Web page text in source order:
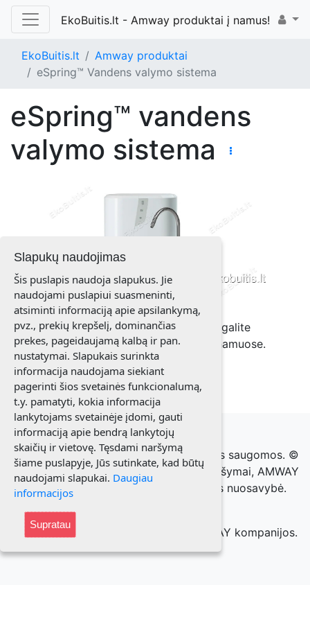
EkoBuitis.lt - Amway produktai į namus!
EkoBuitis.lt
Amway produktai
eSpring™ Vandens valymo sistema
eSpring™ vandens
valymo sistema
eSpring vandens valymo sistemos dėka galite
džiaugtis švariu šaltinio vandeniu savo namuose.
🎯 Kaip nusipirkti?
© 2021 Elenutė Misevičienė. Visos teisės saugomos. ©
AMWAY prekių paveikslėliai, prekių aprašymai, AMWAY
prekiniai ženklai yra AMWAY kompanijos nuosavybė.
Puslapis patikrintas ir patvirtintas AMWAY kompanijos.
Slapukų naudojimas
Šis puslapis naudoja slapukus. Jie
naudojami puslapiui suasmeninti,
atsiminti informaciją apie apsilankymą,
pvz., prekių krepšelį, dominančias
prekes, pageidaujamą kalbą ir pan.
nustatymai. Slapukais surinkta
informacija naudojama siekiant
pagerinti šios svetainės funkcionalumą,
t.y. pamatyti, kokia informacija
lankytojams svetainėje įdomi, gauti
informaciją apie bendrą lankytojų
skaičių ir vietovę. Tęsdami naršymą
šiame puslapyje, Jūs sutinkate, kad būtų
naudojami slapukai. Daugiau
informacijos
Supratau